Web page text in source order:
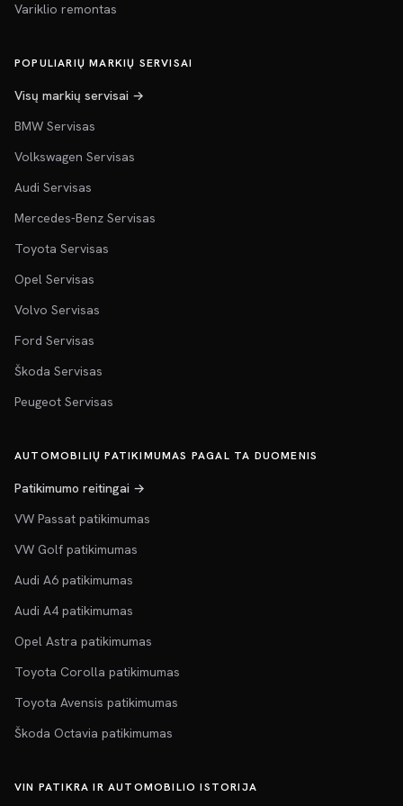
Variklio remontas
POPULIARIŲ MARKIŲ SERVISAI
Visų markių servisai →
BMW Servisas
Volkswagen Servisas
Audi Servisas
Mercedes-Benz Servisas
Toyota Servisas
Opel Servisas
Volvo Servisas
Ford Servisas
Škoda Servisas
Peugeot Servisas
AUTOMOBILIŲ PATIKIMUMAS PAGAL TA DUOMENIS
Patikimumo reitingai →
VW Passat patikimumas
VW Golf patikimumas
Audi A6 patikimumas
Audi A4 patikimumas
Opel Astra patikimumas
Toyota Corolla patikimumas
Toyota Avensis patikimumas
Škoda Octavia patikimumas
VIN PATIKRA IR AUTOMOBILIO ISTORIJA